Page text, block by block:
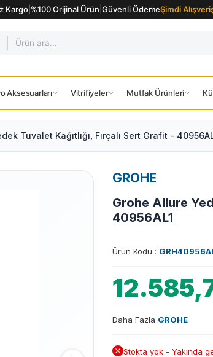
Kargo %100 Orijinal Ürün Güvenli ÖdemeŞimdi
Aksesuarları Vitrifiyeler Mutfak Ürünleri
Tuvalet Kağıtlığı, Fırçalı Sert Grafit -
GROHE
Grohe Allure
40956AL1
Ürün Kodu :
Daha Fazla GROHE
Stokta yok - Yakında